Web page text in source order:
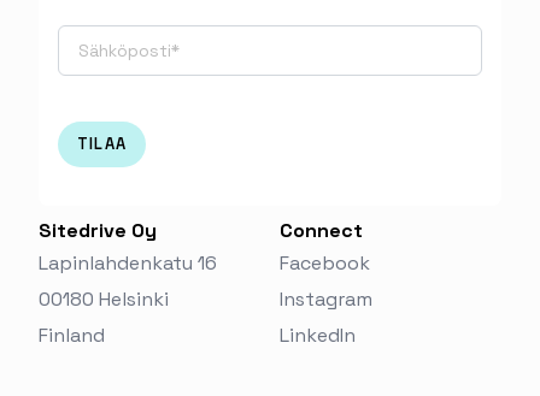
Sitedrive Oy
Lapinlahdenkatu 16
00180 Helsinki
Finland‬
Connect
Facebook
Instagram
LinkedIn